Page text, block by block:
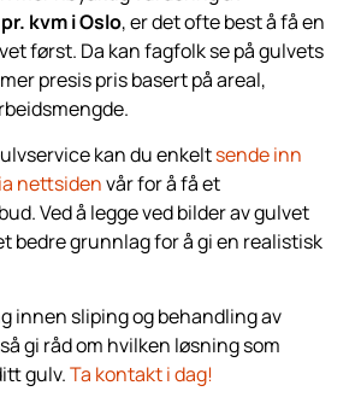
kvm i Oslo, er det ofte best å få en
først. Da kan fagfolk se på gulvets
presis pris basert på areal,
kan du enkeltsende inn
nettsidenvår for å få et
Ved å legge ved bilder av gulvet
bedre grunnlag for å gi en realistisk
innen sliping og behandling av
gi råd om hvilken løsning som
gulv.Ta kontakt i dag!